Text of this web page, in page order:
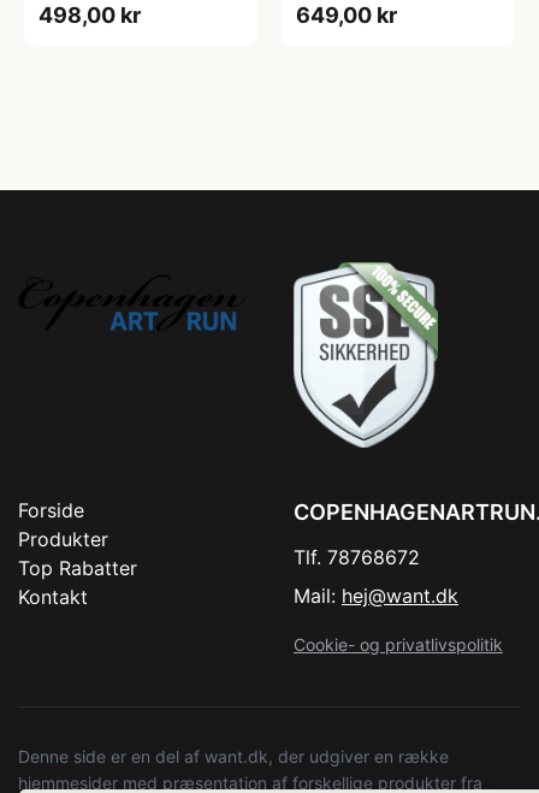
498,00 kr 649,00 kr
Forside
Produkter
Top Rabatter
Kontakt
Tlf. 78768672
Mail: hej@want.dk
Cookie- og privatlivspolitik
Denne side er en del af want.dk, der udgiver en række
hjemmesider med præsentation af forskellige produkter fra